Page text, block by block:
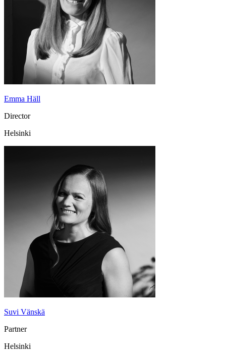
Emma Häll
Director
Helsinki
Suvi Vänskä
Partner
Helsinki